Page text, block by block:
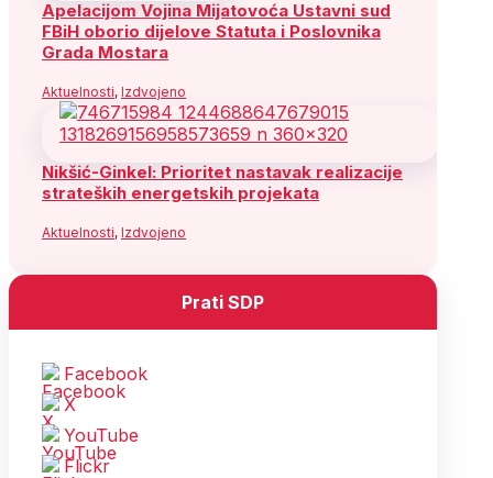
Apelacijom Vojina Mijatovoća Ustavni sud
FBiH oborio dijelove Statuta i Poslovnika
Grada Mostara
Aktuelnosti, Izdvojeno
Nikšić-Ginkel: Prioritet nastavak realizacije
strateških energetskih projekata
Aktuelnosti, Izdvojeno
Prati SDP
Facebook
X
YouTube
Flickr